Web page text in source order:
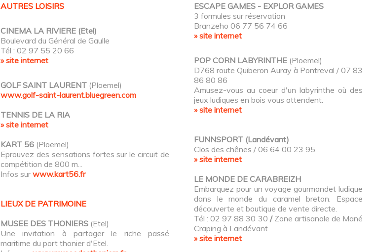
AUTRES LOISIRS
CINEMA LA RIVIERE (Etel)
Boulevard du Général de Gaulle
Tél : 02 97 55 20 66
» site internet
GOLF SAINT LAURENT (Ploemel)
www.golf-saint-laurent.bluegreen.com
TENNIS DE LA RIA
» site internet
KART 56 (Ploemel)
Eprouvez des sensations fortes sur le circuit de
compétition de 800 m...
Infos surwww.kart56.fr
LIEUX DE PATRIMOINE
MUSEE DES THONIERS (Etel)
Une invitation à partager le riche passé
maritime du port thonier d'Etel.
ESCAPE GAMES - EXPLOR GAMES
3 formules sur réservation
Branzeho 06 77 56 74 66
» site internet
POP CORN LABYRINTHE (Ploemel)
D768 route Quiberon Auray à Pontreval / 07 83
86 80 86
Amusez-vous au coeur d'un labyrinthe où des
jeux ludiques en bois vous attendent.
» site internet
FUNNSPORT (Landévant)
Clos des chênes / 06 64 00 23 95
» site internet
LE MONDE DE CARABREIZH
Embarquez pour un voyage gourmandet ludique
dans le monde du caramel breton. Espace
découverte et boutique de vente directe.
Tél : 02 97 88 30 30 / Zone artisanale de Mané
Craping à Landévant
» site internet